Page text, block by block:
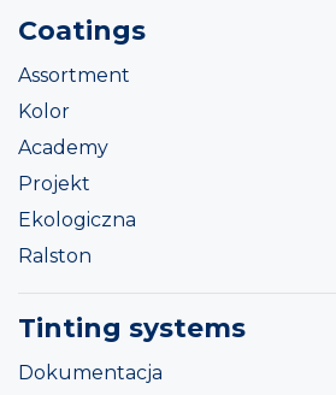
Coatings
Assortment
Kolor
Academy
Projekt
Ekologiczna
Ralston
Tinting systems
Dokumentacja